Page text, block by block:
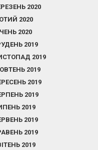
2020
2020
2020
2019
2019
2019
2019
2019
2019
2019
2019
2019